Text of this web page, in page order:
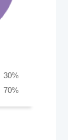
%
30
%
70